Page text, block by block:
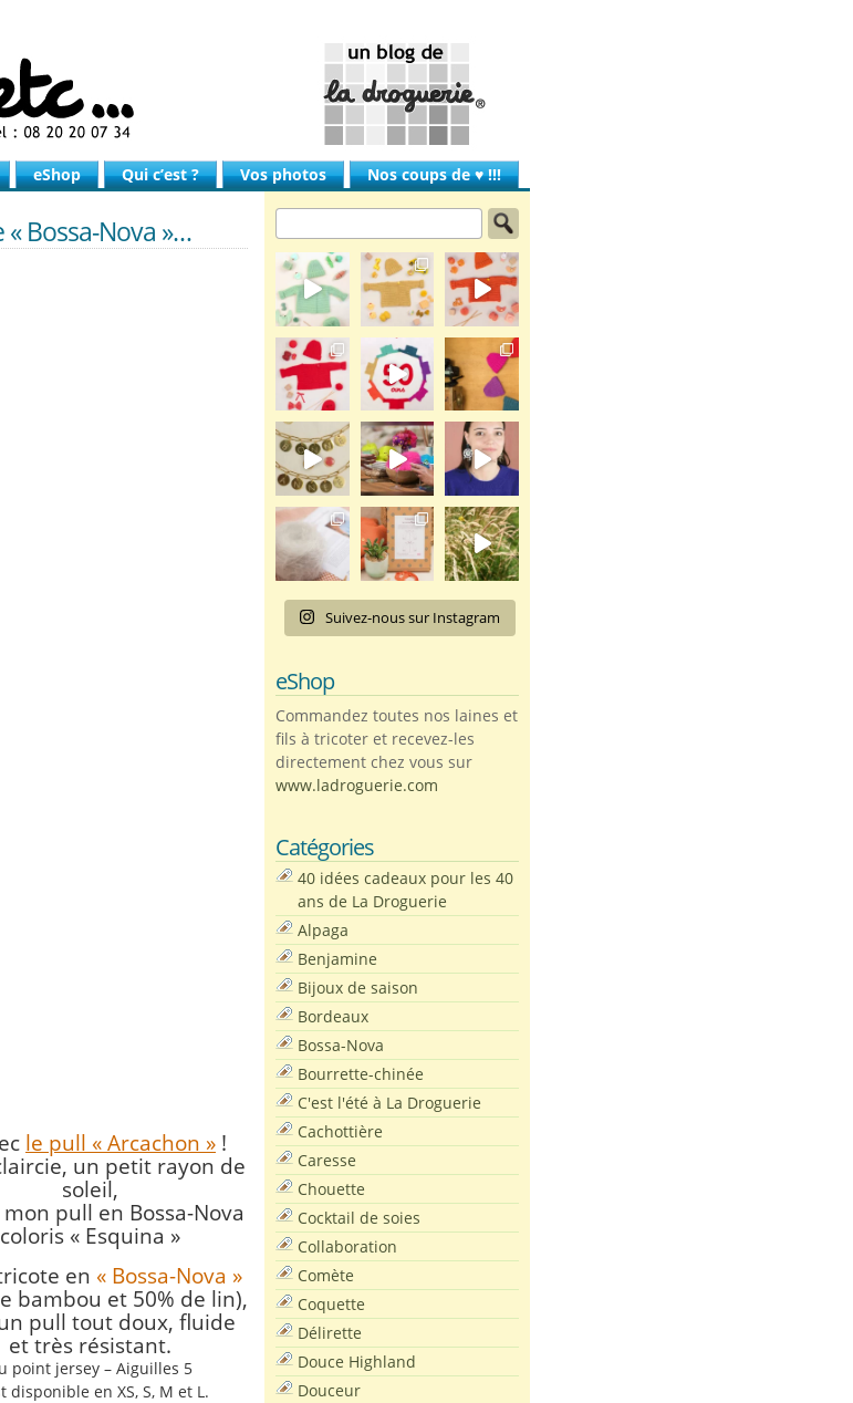
eShop Qui c’est ? Vos photos Nos coups de ♥ !!!
Bossa-Nova »…
le pull « Arcachon » !
un petit rayon de
soleil,
pull en Bossa-Nova
coloris « Esquina »
en « Bossa-Nova »
bambou et 50% de lin),
pull tout doux, fluide
et très résistant.
point jersey – Aiguilles 5
disponible en XS, S, M et L.
Suivez-nous sur Instagram
eShop
Commandez toutes nos laines et
fils à tricoter et recevez-les
directement chez vous sur
www.ladroguerie.com
Catégories
40 idées cadeaux pour les 40
ans de La Droguerie
Alpaga
Benjamine
Bijoux de saison
Bordeaux
Bossa-Nova
Bourrette-chinée
C'est l'été à La Droguerie
Cachottière
Caresse
Chouette
Cocktail de soies
Collaboration
Comète
Coquette
Délirette
Douce Highland
Douceur